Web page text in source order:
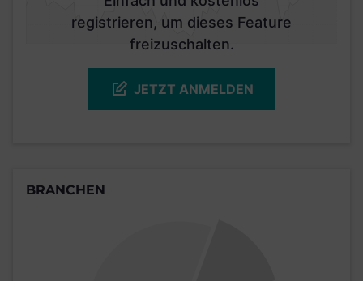
registrieren, um dieses Feature
freizuschalten.
JETZT ANMELDEN
BRANCHEN